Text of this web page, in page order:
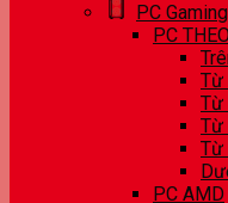
PC
PC
Từ
Từ
Từ
Từ
PC AMD